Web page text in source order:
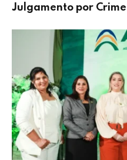
Julgamento por